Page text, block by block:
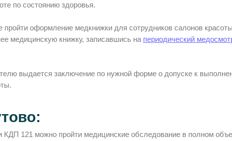
по состоянию здоровья.
оформление медкнижки для сотрудников салонов
медицинскую книжку, записавшись на периодический
выдается заключение по нужной форме о допуске к
121 можно пройти медицинские обследование в полном